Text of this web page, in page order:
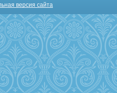
версия сайта